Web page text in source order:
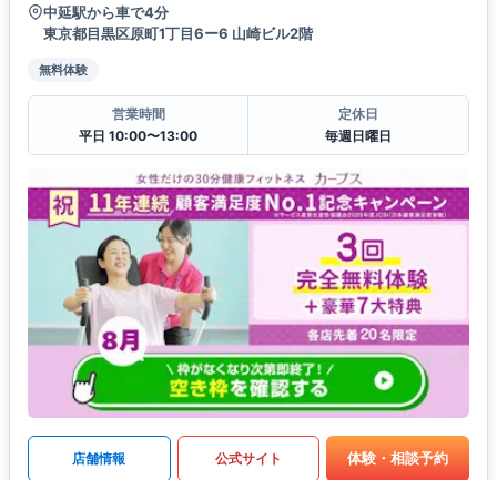
中延駅から車で4分
東京都目黒区原町1丁目6ー6 山崎ビル2階
無料体験
営業時間
平日 10:00〜13:00
定休日
毎週日曜日
店舗情報 公式サイト 体験・相談予約